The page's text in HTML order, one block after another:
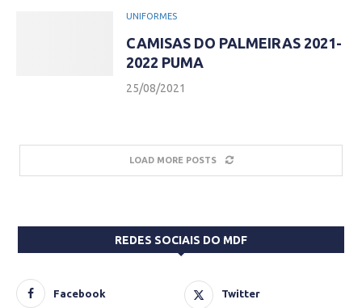
UNIFORMES
CAMISAS DO PALMEIRAS 2021-
2022 PUMA
25/08/2021
LOAD MORE POSTS
REDES SOCIAIS DO MDF
Facebook Twitter